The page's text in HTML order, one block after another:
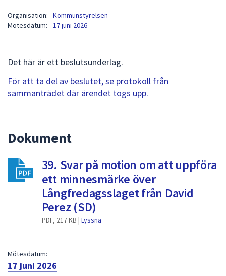
att
navigera
mellan
välja
något
av
Organisation:
Kommunstyrelsen
Mötesdatum:
17 juni 2026
Det här är ett beslutsunderlag.
För att ta del av beslutet, se protokoll från
sammanträdet där ärendet togs upp.
Dokument
39. Svar på motion om att uppföra
ett minnesmärke över
Långfredagsslaget från David
Perez (SD)
PDF, 217 KB | Lyssna
Mötesdatum:
17 juni 2026